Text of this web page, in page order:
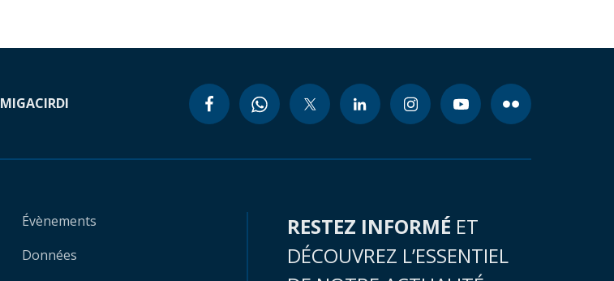
MIGACIRDI
Évènements
Données
RESTEZ INFORMÉ ET
DÉCOUVREZ L’ESSENTIEL